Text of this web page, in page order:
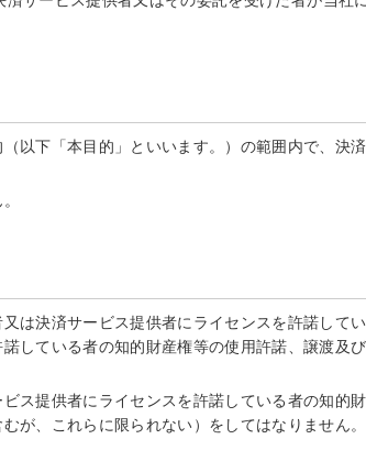
以下「本目的」といいます。）の範囲内で、決
は決済サービス提供者にライセンスを許諾して
している者の知的財産権等の使用許諾、譲渡及
ス提供者にライセンスを許諾している者の知的
が、これらに限られない）をしてはなりません。